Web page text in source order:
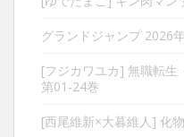
グランドジャンプ 2026
[フジカワユカ] 無職転生
第01-24巻
[西尾維新×大暮維人] 化